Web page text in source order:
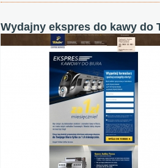
Wydajny ekspres do kawy do